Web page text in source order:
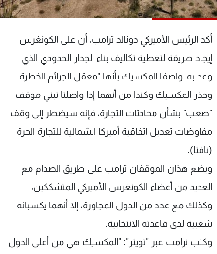
أكد الرئيس الأميركي دونالد ترامب، أن على الكونغرس
إيجاد طريقة لتغطية تكاليف بناء الجدار الحدودي الذي
وعد به، واصفا المكسيك بأنها "معقل الجرائم الخطرة.
وحذر المكسيك وكندا من أنهما إذا واصلتا تبني موقف
"صعب" بشأن محادثات التجارة، فإنه سيضطر إلى وقف
مفاوضات تعديل اتفاقية أميركا الشمالية للتجارة الحرة
(نافتا).
ويضع هذان الموقفان ترامب على طريق الصدام مع
العديد من أعضاء الكونغرس الأميركي المتشككين،
وكذلك مع عدد من الدول المجاورة، إلا أنهما يكسبانه
شعبية لدى قاعدته الانتخابية.
وكتب ترامب عبر "تويتر": "المكسيك هي من أعلى الدول
شاهد البرامج
عن MTV
الإنـتـاج
لاعلاناتكم
وظائف
تواصل معنا
شروط الإسـتخدام